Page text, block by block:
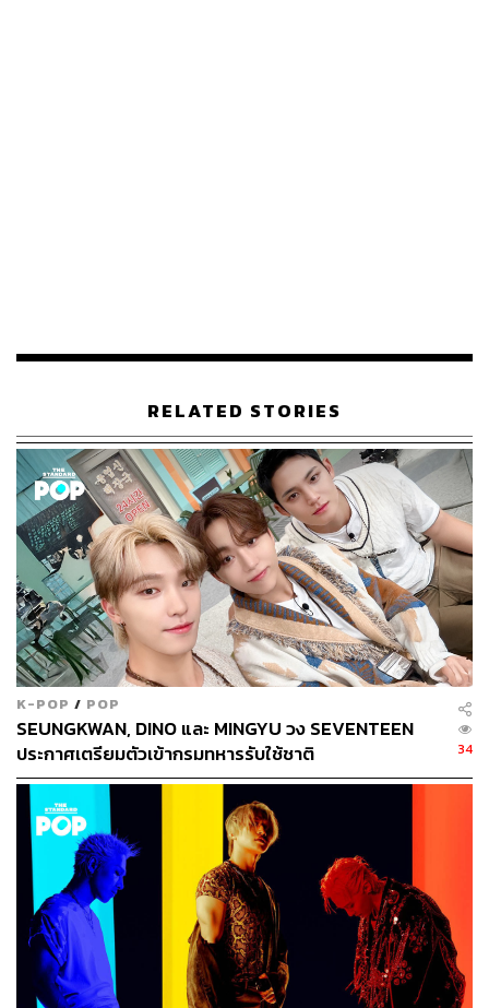
TAGS: BTS k-pop สุนัข มูลนิธิช่วยเหลือสัตว์
242
ABOUT THE AUTHOR
พิมพ์ คำภีร์
นักเขียนกองบรรณาธิการคัลเจอร์ สำนักข่าว
RELATED STORIES
K-POP / POP
SEUNGKWAN, DINO และ MINGYU วง SEVENTEEN
ประกาศเตรียมตัวเข้ากรมทหารรับใช้ชาติ
34